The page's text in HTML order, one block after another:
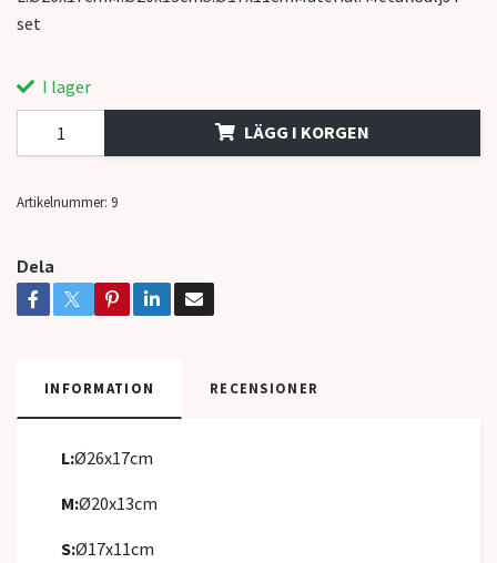
set
I lager
LÄGG I KORGEN
Artikelnummer: 9
Dela
INFORMATION RECENSIONER
L:Ø26x17cm
M:Ø20x13cm
S:Ø17x11cm